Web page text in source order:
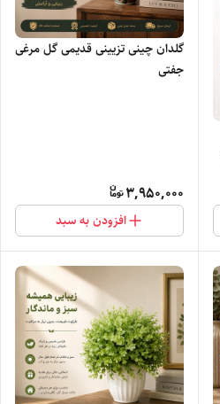
گلدان چینی تزیینی قدیمی گل مرغی
جفتی
3,950,000
افزودن به سبد